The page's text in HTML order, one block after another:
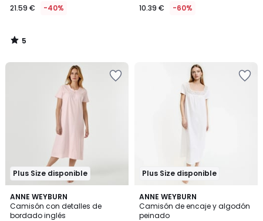
21.59 € -40%
5
/
10.39 € -60%
Plus Size disponible
ANNE WEYBURN
Camisón con detalles de
bordado inglés
4,8
/ 5
Plus Size disponible
ANNE WEYBURN
Camisón de encaje y algodón
peinado
4,7
/ 5
2
Colores